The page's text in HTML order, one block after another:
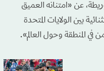
عن «امتنانه العميق
بين الولايات المتحدة
في المنطقة وحول العالم».